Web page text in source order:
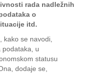
rada nadležnih
o
itd.
kako se navodi,
podataka, u
statusu
dodaje se,